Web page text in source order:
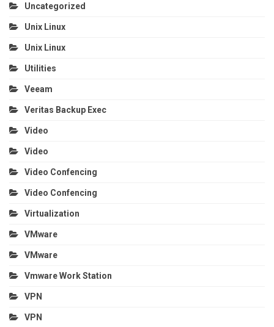
Uncategorized
Unix Linux
Unix Linux
Utilities
Veeam
Veritas Backup Exec
Video
Video
Video Confencing
Video Confencing
Virtualization
VMware
VMware
Vmware Work Station
VPN
VPN